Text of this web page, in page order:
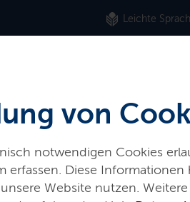
von
notwendigen Cookies
Diese Informationen
Website nutzen. Weitere
Leichte